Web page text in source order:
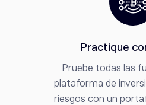
Practique
Pruebe todas las
plataforma de
riesgos con un